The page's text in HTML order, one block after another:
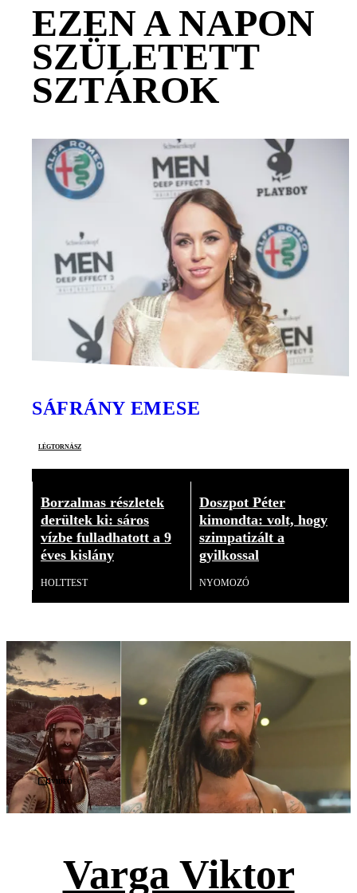
EZEN A NAPON
SZÜLETETT
SZTÁROK
SÁFRÁNY EMESE
légtornász
Borzalmas részletek
derültek ki: sáros
vízbe fulladhatott a 9
éves kislány
HOLTTEST
Doszpot Péter
kimondta: volt, hogy
szimpatizált a
gyilkossal
NYOMOZÓ
Videó
Varga Viktor